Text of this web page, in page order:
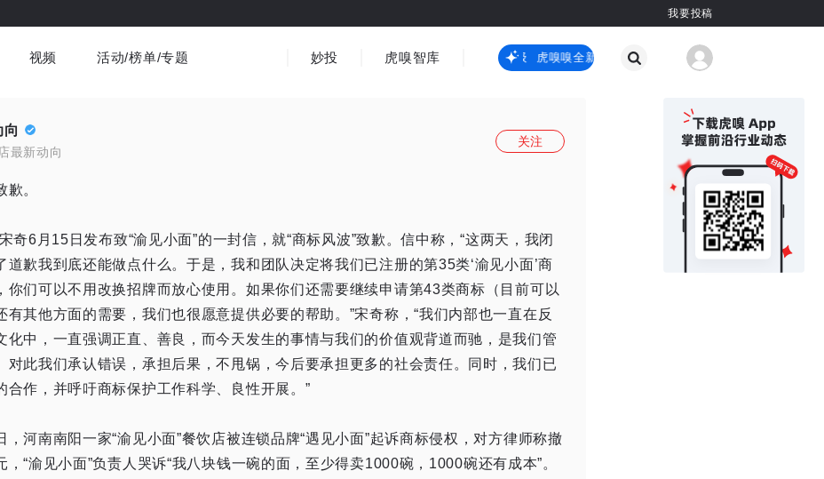
我要投稿
书影音
视频 活动/榜单/专题 妙投 虎嗅智库虎嗅嗅全新升级 虎嗅嗅全新升级
向
最新动向
关注
。
奇6月15日发布致“渝见小面”的一封信，就“商标风波”致歉。信中称，“这两天，我闭
道歉我到底还能做点什么。于是，我和团队决定将我们已注册的第35类‘渝见小面’商
你们可以不用改换招牌而放心使用。如果你们还需要继续申请第43类商标（目前可以
有其他方面的需要，我们也很愿意提供必要的帮助。”宋奇称，“我们内部也一直在反
化中，一直强调正直、善良，而今天发生的事情与我们的价值观背道而驰，是我们管
对此我们承认错误，承担后果，不甩锅，今后要承担更多的社会责任。同时，我们已
合作，并呼吁商标保护工作科学、良性开展。”
，河南南阳一家“渝见小面”餐饮店被连锁品牌“遇见小面”起诉商标侵权，对方律师称撤
，“渝见小面”负责人哭诉“我八块钱一碗的面，至少得卖1000碗，1000碗还有成本”。